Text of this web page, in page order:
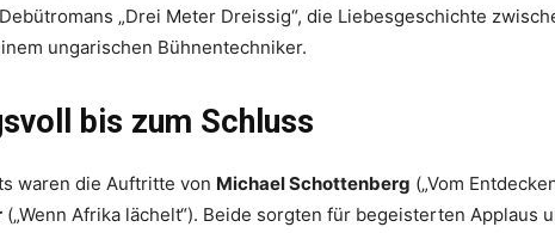
„Drei Meter Dreissig“, die Liebesgeschichte
ungarischen Bühnentechniker.
bis zum Schluss
waren die Auftritte von Michael Schottenberg („Vom
(„Wenn Afrika lächelt“). Beide sorgten für begeisterten Applaus